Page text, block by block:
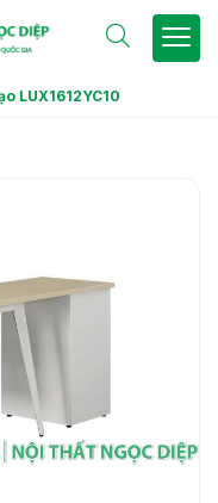
LUX1612YC10